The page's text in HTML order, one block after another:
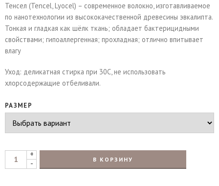
Тенсел (Tencel, Lyocel) – современное волокно, изготавливаемое
по нанотехнологии из высококачественной древесины эвкалипта.
Тонкая и гладкая как шёлк ткань; обладает бактерицидными
свойствами; гипоаллергенная; прохладная; отлично впитывает
влагу
Уход: деликатная стирка при 30С, не использовать
хлорсодержащие отбеливали.
РАЗМЕР
+
-
В КОРЗИНУ